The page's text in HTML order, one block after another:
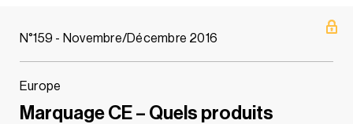
N°159 - Novembre/Décembre 2016
Europe
Marquage CE – Quels produits